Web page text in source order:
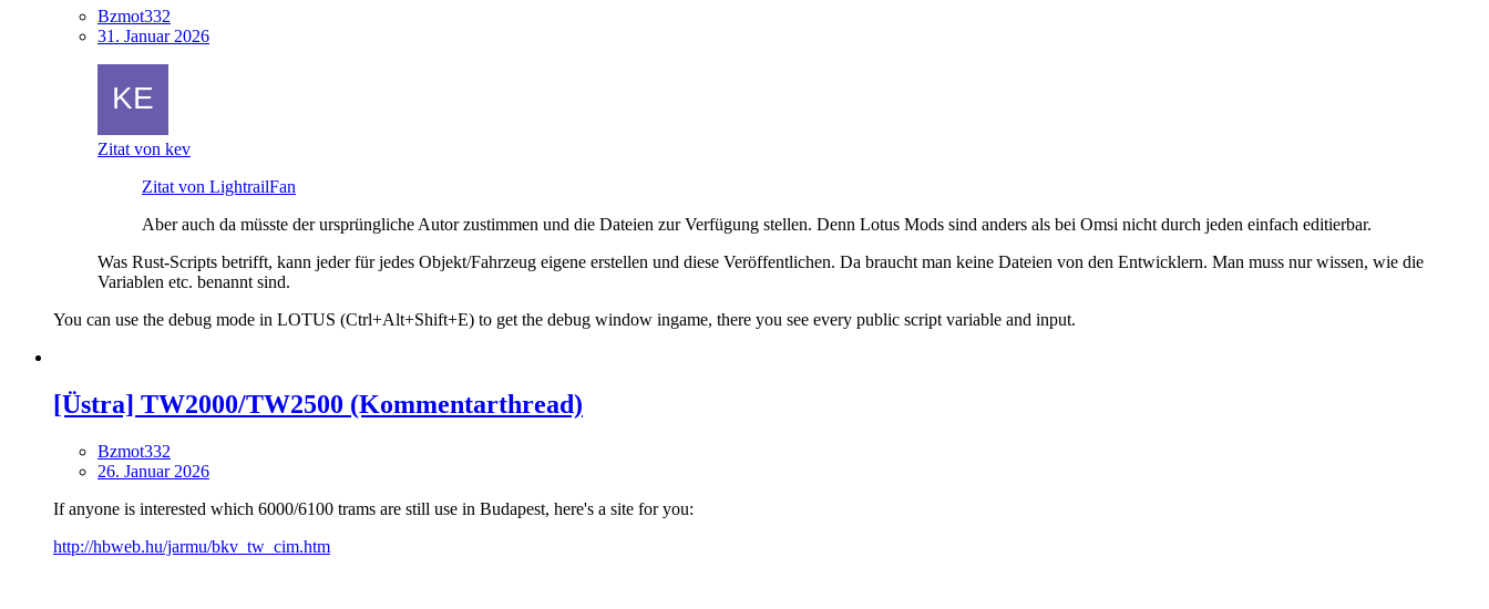
Bzmot332
31. Januar 2026
Zitat von kev
Zitat von LightrailFan
Aber auch da müsste der ursprüngliche Autor zustimmen und die Dateien zur Verfügung stellen. Denn Lotus Mods sind anders als bei Omsi nicht durch jeden einfach editierbar.
Was Rust-Scripts betrifft, kann jeder für jedes Objekt/Fahrzeug eigene erstellen und diese Veröffentlichen. Da braucht man keine Dateien von den Entwicklern. Man muss nur wissen, wie die
Variablen etc. benannt sind.
You can use the debug mode in LOTUS (Ctrl+Alt+Shift+E) to get the debug window ingame, there you see every public script variable and input.
[Üstra] TW2000/TW2500 (Kommentarthread)
Bzmot332
26. Januar 2026
If anyone is interested which 6000/6100 trams are still use in Budapest, here's a site for you:
http://hbweb.hu/jarmu/bkv_tw_cim.htm